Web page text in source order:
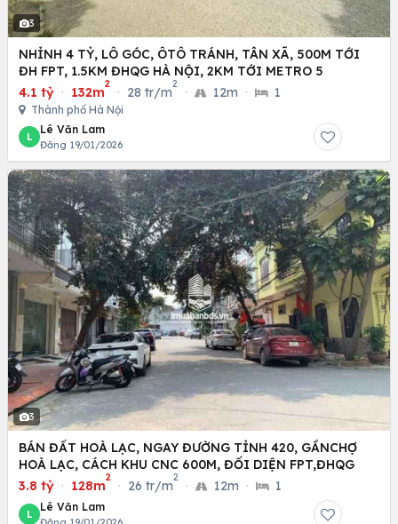
3
NHỈNH 4 TỶ, LÔ GÓC, ÔTÔ TRÁNH, TÂN XÃ, 500M TỚI
ĐH FPT, 1.5KM ĐHQG HÀ NỘI, 2KM TỚI METRO 5
4.1 tỷ · 132m
2
· 28 tr/m
2
· 12m · 1
Thành phố Hà Nội
L
Lê Văn Lam
Đăng 19/01/2026
3
BÁN ĐẤT HOÀ LẠC, NGAY ĐƯỜNG TỈNH 420, GẦNCHỢ
HOÀ LẠC, CÁCH KHU CNC 600M, ĐỐI DIỆN FPT,ĐHQG
3.8 tỷ · 128m
2
· 26 tr/m
2
· 12m · 1
L
Lê Văn Lam